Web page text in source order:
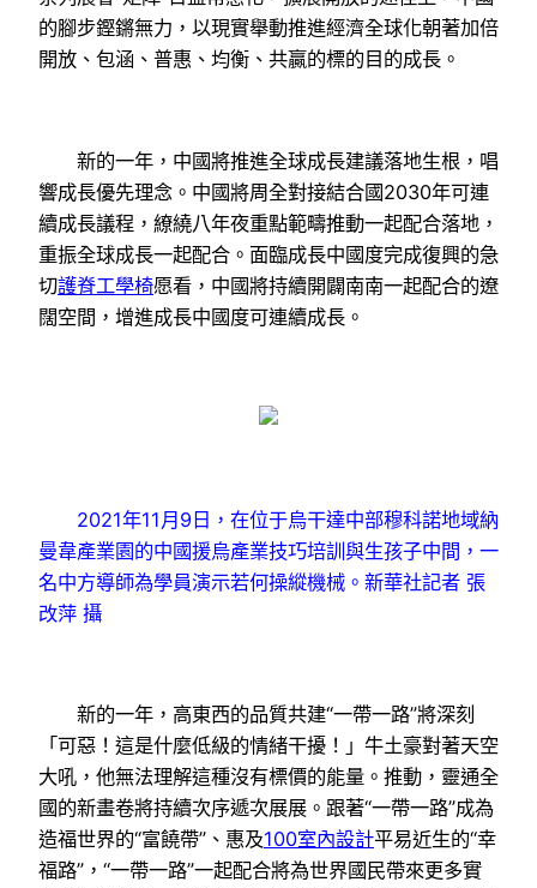
的腳步鏗鏘無力，以現實舉動推進經濟全球化朝著加倍
開放、包涵、普惠、均衡、共贏的標的目的成長。
新的一年，中國將推進全球成長建議落地生根，唱
響成長優先理念。中國將周全對接結合國2030年可連
續成長議程，繚繞八年夜重點範疇推動一起配合落地，
重振全球成長一起配合。面臨成長中國度完成復興的急
切護脊工學椅愿看，中國將持續開闢南南一起配合的遼
闊空間，增進成長中國度可連續成長。
2021年11月9日，在位于烏干達中部穆科諾地域納
曼韋產業園的中國援烏產業技巧培訓與生孩子中間，一
名中方導師為學員演示若何操縱機械。新華社記者 張
改萍 攝
新的一年，高東西的品質共建“一帶一路”將深刻
「可惡！這是什麼低級的情緒干擾！」牛土豪對著天空
大吼，他無法理解這種沒有標價的能量。推動，靈通全
國的新畫卷將持續次序遞次展展。跟著“一帶一路”成為
造福世界的“富饒帶”、惠及100室內設計平易近生的“幸
福路”，“一帶一路”一起配合將為世界國民帶來更多實